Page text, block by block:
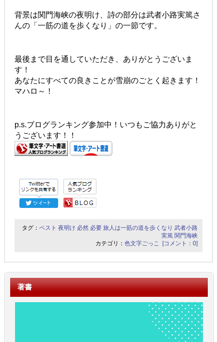
背景は関門海峡の夜明け、詩の部分は武者小路実篤さ
んの「一筋の道を歩くなり」の一節です。
最後まで目を通していただき、ありがとうございま
す！
あなたにすべての良きことが雪崩のごとく起きます！
マハロ～！
p.s.ブログランキング参加中！いつもご協力ありがと
うございます！！
タグ：ベスト 夜明け 必然 必要 旅人は一筋の道を歩くなり 武者小路
実篤 関門海峡
カテゴリ：色文字ごっこ [コメント：0]
著書